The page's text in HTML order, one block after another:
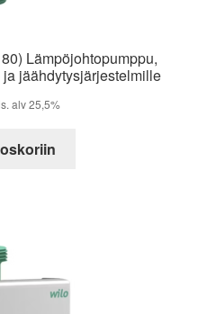
Lämpöjohtopumppu,
jäähdytysjärjestelmille
alv 25,5%